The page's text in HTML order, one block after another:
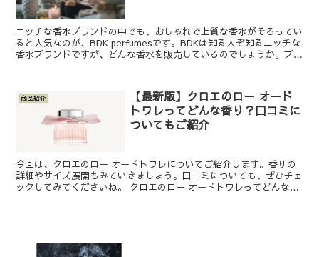
ニッチな香水ブランドの中でも、おしゃれで上質な香水がそろってい
ると人気なのが、BDK perfumesです。BDKは知る人ぞ知るニッチな
香水ブランドですが、どんな香水を販売しているのでしょうか。ブラ
商品紹介
【最新版】クロエのロー オード
トワレってどんな香り？口コミに
ついてもご紹介
今回は、クロエのロー オードトワレについてご紹介します。香りの
詳細やサイズ展開もみていきましょう。口コミについても、ぜひチェ
ックしてみてくださいね。 クロエのロー オードトワレってどんな香